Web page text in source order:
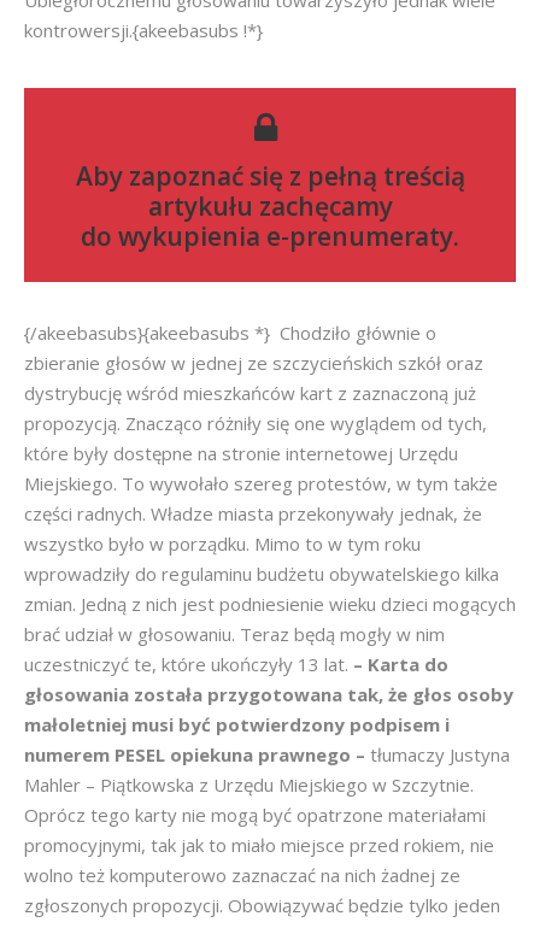
kontrowersji.{akeebasubs !*}
Aby zapoznać się z pełną treścią
artykułu zachęcamy
do wykupienia e-prenumeraty.
{/akeebasubs}{akeebasubs *} Chodziło głównie o
zbieranie głosów w jednej ze szczycieńskich szkół oraz
dystrybucję wśród mieszkańców kart z zaznaczoną już
propozycją. Znacząco różniły się one wyglądem od tych,
które były dostępne na stronie internetowej Urzędu
Miejskiego. To wywołało szereg protestów, w tym także
części radnych. Władze miasta przekonywały jednak, że
wszystko było w porządku. Mimo to w tym roku
wprowadziły do regulaminu budżetu obywatelskiego kilka
zmian. Jedną z nich jest podniesienie wieku dzieci mogących
brać udział w głosowaniu. Teraz będą mogły w nim
uczestniczyć te, które ukończyły 13 lat. – Karta do
głosowania została przygotowana tak, że głos osoby
małoletniej musi być potwierdzony podpisem i
numerem PESEL opiekuna prawnego – tłumaczy Justyna
Mahler – Piątkowska z Urzędu Miejskiego w Szczytnie.
Oprócz tego karty nie mogą być opatrzone materiałami
promocyjnymi, tak jak to miało miejsce przed rokiem, nie
wolno też komputerowo zaznaczać na nich żadnej ze
zgłoszonych propozycji. Obowiązywać będzie tylko jeden